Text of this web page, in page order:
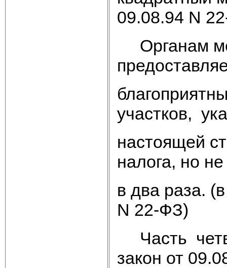
09.08.94 N
Органам
участков,
настоящей
налога, но
в два раза.
N 22-ФЗ)
Часть
закон от